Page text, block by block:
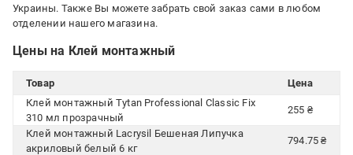
Украины. Также Вы можете забрать свой заказ сами в любом
отделении нашего магазина.
Цены на Клей монтажный
Товар
Цена
Клей монтажный Tytan Professional Classic Fix
310 мл прозрачный
255 ₴
Клей монтажный Lacrysil Бешеная Липучка
акриловый белый 6 кг
794.75 ₴